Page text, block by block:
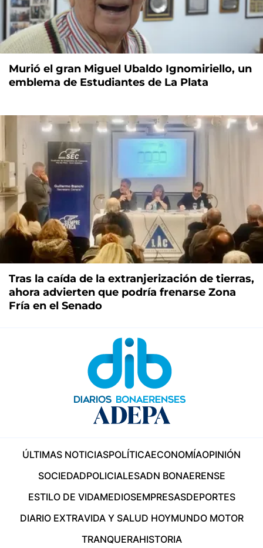
Murió el gran Miguel Ubaldo Ignomiriello, un
emblema de Estudiantes de La Plata
Tras la caída de la extranjerización de tierras,
ahora advierten que podría frenarse Zona
Fría en el Senado
ÚLTIMAS NOTICIASPOLÍTICAECONOMÍAOPINIÓN
SOCIEDADPOLICIALESADN BONAERENSE
ESTILO DE VIDAMEDIOSEMPRESASDEPORTES
DIARIO EXTRAVIDA Y SALUD HOYMUNDO MOTOR
TRANQUERAHISTORIA